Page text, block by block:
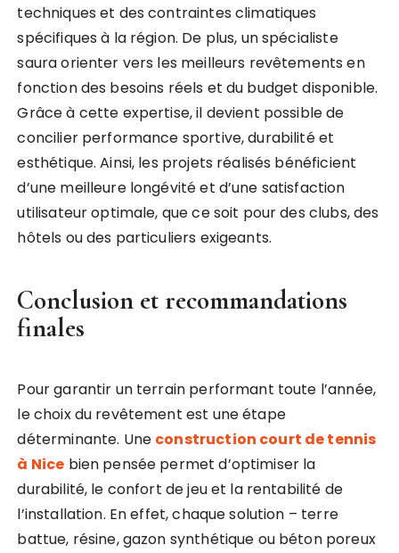
techniques et des contraintes climatiques
spécifiques à la région. De plus, un spécialiste
saura orienter vers les meilleurs revêtements en
fonction des besoins réels et du budget disponible.
Grâce à cette expertise, il devient possible de
concilier performance sportive, durabilité et
esthétique. Ainsi, les projets réalisés bénéficient
d’une meilleure longévité et d’une satisfaction
utilisateur optimale, que ce soit pour des clubs, des
hôtels ou des particuliers exigeants.
Conclusion et recommandations
finales
Pour garantir un terrain performant toute l’année,
le choix du revêtement est une étape
déterminante. Une construction court de tennis
à Nice bien pensée permet d’optimiser la
durabilité, le confort de jeu et la rentabilité de
l’installation. En effet, chaque solution – terre
battue, résine, gazon synthétique ou béton poreux